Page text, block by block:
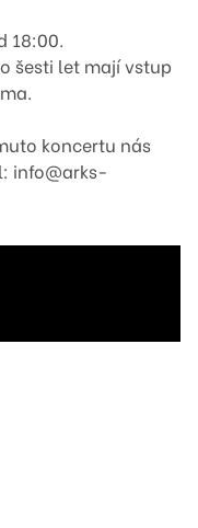
18:00.
šesti let mají vstup
koncertu nás
info@arks-